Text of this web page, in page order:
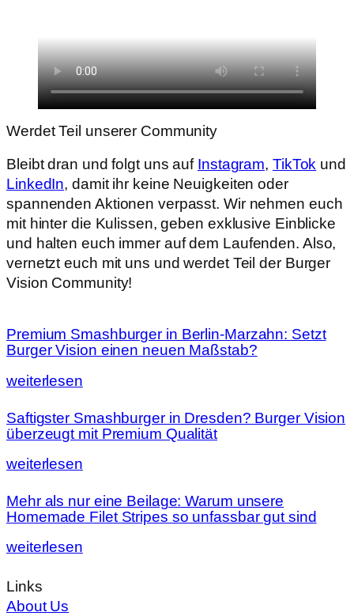
Werdet Teil unserer Community
Bleibt dran und folgt uns auf Instagram, TikTok und
LinkedIn, damit ihr keine Neuigkeiten oder
spannenden Aktionen verpasst. Wir nehmen euch
mit hinter die Kulissen, geben exklusive Einblicke
und halten euch immer auf dem Laufenden. Also,
vernetzt euch mit uns und werdet Teil der Burger
Vision Community!
Premium Smashburger in Berlin-Marzahn: Setzt
Burger Vision einen neuen Maßstab?
weiterlesen
Saftigster Smashburger in Dresden? Burger Vision
überzeugt mit Premium Qualität
weiterlesen
Mehr als nur eine Beilage: Warum unsere
Homemade Filet Stripes so unfassbar gut sind
weiterlesen
Links
About Us